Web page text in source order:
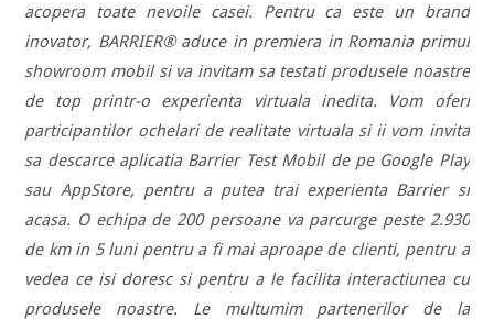
acopera toate nevoile casei. Pentru ca este un brand
inovator, BARRIER® aduce in premiera in Romania primul
showroom mobil si va invitam sa testati produsele noastre
de top printr-o experienta virtuala inedita. Vom oferi
participantilor ochelari de realitate virtuala si ii vom invita
sa descarce aplicatia Barrier Test Mobil de pe Google Play
sau AppStore, pentru a putea trai experienta Barrier si
acasa. O echipa de 200 persoane va parcurge peste 2.930
de km in 5 luni pentru a fi mai aproape de clienti, pentru a
vedea ce isi doresc si pentru a le facilita interactiunea cu
produsele noastre. Le multumim partenerilor de la